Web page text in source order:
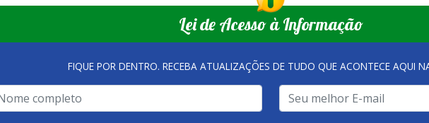
Lei de Acesso à Informação
FIQUE POR DENTRO. RECEBA ATUALIZAÇÕES DE TUDO QUE ACONTECE AQUI